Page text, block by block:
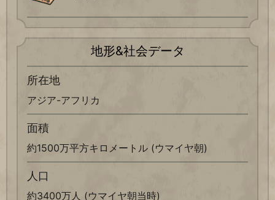
地形&社会データ
所在地
アジア-アフリカ
面積
約1500万平方キロメートル (ウマイヤ朝)
人口
約3400万人 (ウマイヤ朝当時)